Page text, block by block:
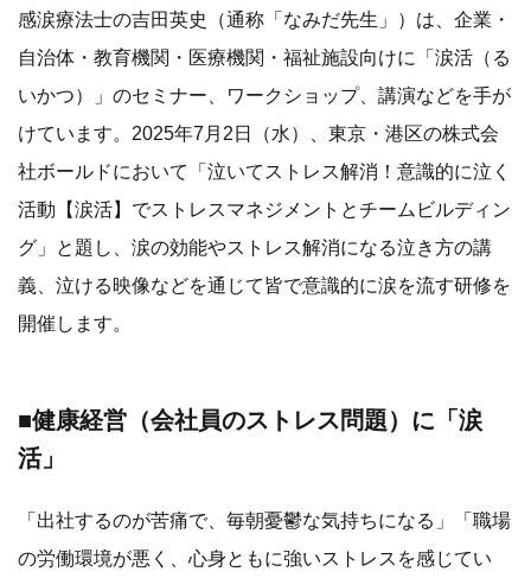
感涙療法士の吉田英史（通称「なみだ先生」）は、企業・
自治体・教育機関・医療機関・福祉施設向けに「涙活（る
いかつ）」のセミナー、ワークショップ、講演などを手が
けています。2025年7月2日（水）、東京・港区の株式会
社ボールドにおいて「泣いてストレス解消！意識的に泣く
活動【涙活】でストレスマネジメントとチームビルディン
グ」と題し、涙の効能やストレス解消になる泣き方の講
義、泣ける映像などを通じて皆で意識的に涙を流す研修を
開催します。
■健康経営（会社員のストレス問題）に「涙
活」
「出社するのが苦痛で、毎朝憂鬱な気持ちになる」「職場
の労働環境が悪く、心身ともに強いストレスを感じてい